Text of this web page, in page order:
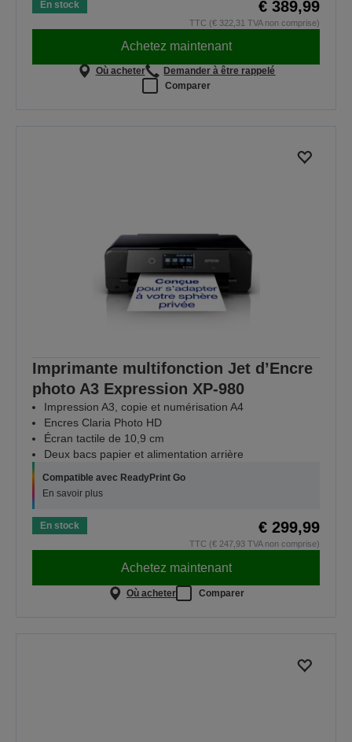
En stock € 389,99
TTC (€ 322,31 TVA non comprise)
Achetez maintenant
Où acheter
Demander à être rappelé
Comparer
Imprimante multifonction Jet d’Encre
photo A3 Expression XP-980
Impression A3, copie et numérisation A4
Encres Claria Photo HD
Écran tactile de 10,9 cm
Deux bacs papier et alimentation arrière
Compatible avec ReadyPrint Go
En savoir plus
En stock € 299,99
TTC (€ 247,93 TVA non comprise)
Achetez maintenant
Où acheter Comparer